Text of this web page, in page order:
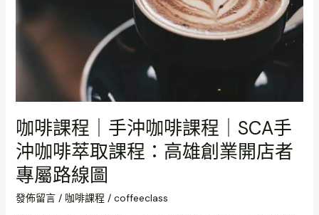
–
週
習
咖啡課程｜手沖咖啡課程｜SCA手
沖咖啡萃取課程：高雄創業開店者
專屬路線圖
發佈留言 / 咖啡課程 / coffeeclass
手
沖
咖
啡
萃